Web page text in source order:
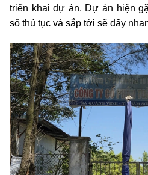
triển khai dự án. Dự án hiện
số thủ tục và sắp tới sẽ đẩy